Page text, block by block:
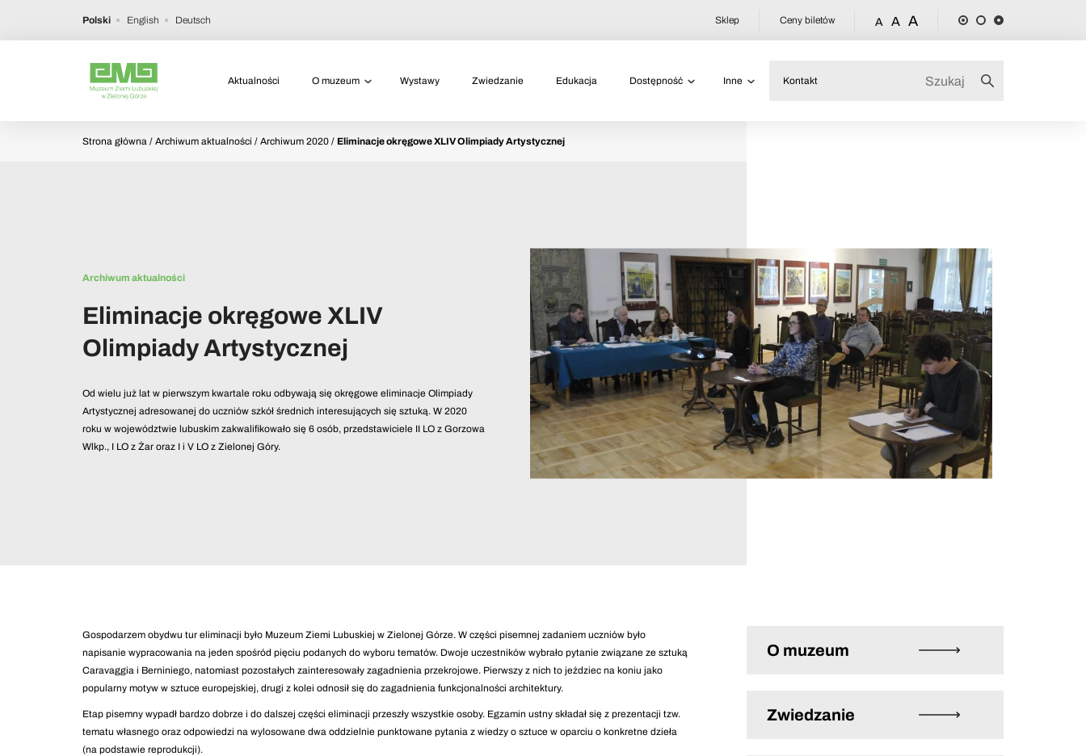
Polski English Deutsch Sklep Ceny biletów A A A
Aktualności O muzeum Wystawy Zwiedzanie Edukacja Dostępność Inne Kontakt
Strona główna / Archiwum aktualności / Archiwum 2020 / Eliminacje okręgowe XLIV Olimpiady Artystycznej
Archiwum aktualności
Eliminacje okręgowe XLIV
Olimpiady Artystycznej
Od wielu już lat w pierwszym kwartale roku odbywają się okręgowe eliminacje Olimpiady
Artystycznej adresowanej do uczniów szkół średnich interesujących się sztuką. W 2020
roku w województwie lubuskim zakwalifikowało się 6 osób, przedstawiciele II LO z Gorzowa
Wlkp., I LO z Żar oraz I i V LO z Zielonej Góry.
Gospodarzem obydwu tur eliminacji było Muzeum Ziemi Lubuskiej w Zielonej Górze. W części pisemnej zadaniem uczniów było
napisanie wypracowania na jeden spośród pięciu podanych do wyboru tematów. Dwoje uczestników wybrało pytanie związane ze sztuką
Caravaggia i Berniniego, natomiast pozostałych zainteresowały zagadnienia przekrojowe. Pierwszy z nich to jeździec na koniu jako
popularny motyw w sztuce europejskiej, drugi z kolei odnosił się do zagadnienia funkcjonalności architektury.
Etap pisemny wypadł bardzo dobrze i do dalszej części eliminacji przeszły wszystkie osoby. Egzamin ustny składał się z prezentacji tzw.
tematu własnego oraz odpowiedzi na wylosowane dwa oddzielnie punktowane pytania z wiedzy o sztuce w oparciu o konkretne dzieła
(na podstawie reprodukcji).
O muzeum
Zwiedzanie